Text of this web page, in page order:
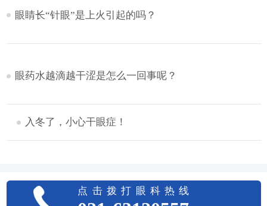
眼睛长“针眼”是上火引起的吗？
眼药水越滴越干涩是怎么一回事呢？
入冬了，小心干眼症！
点击拨打眼科热线